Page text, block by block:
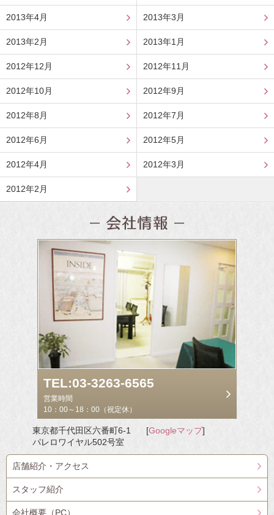
2013年4月 2013年3月
2013年2月 2013年1月
2012年12月 2012年11月
2012年10月 2012年9月
2012年8月 2012年7月
2012年6月 2012年5月
2012年4月 2012年3月
2012年2月
TEL:03-3263-6565
営業時間
10：00～18：00（祝定休）
東京都千代田区六番町6-1
パレロワイヤル502号室
[Googleマップ]
店舗紹介・アクセス
スタッフ紹介
会社概要（PC）